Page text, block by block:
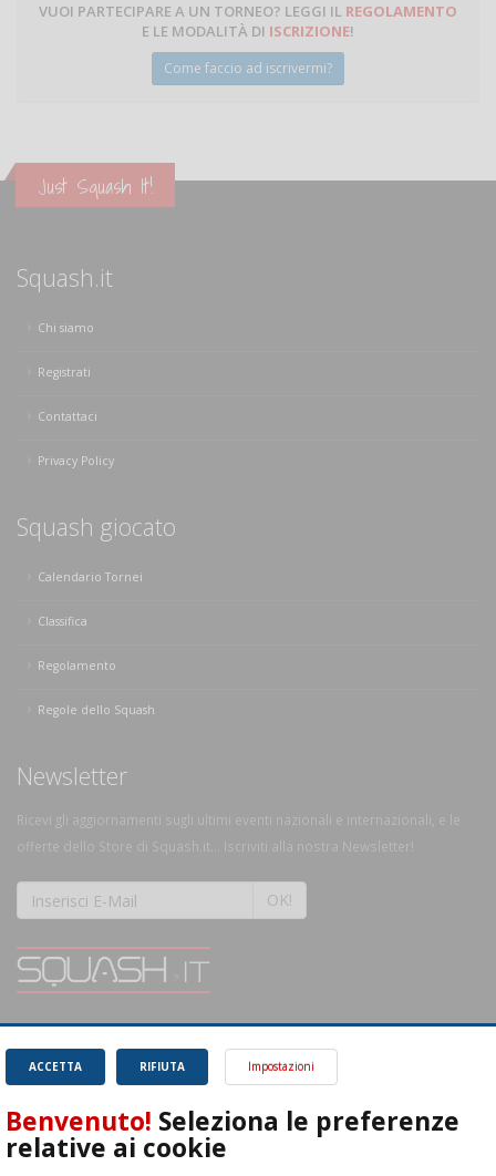
VUOI PARTECIPARE A UN TORNEO? LEGGI IL REGOLAMENTO
E LE MODALITÀ DI ISCRIZIONE!
Come faccio ad iscrivermi?
Just Squash It!
Squash.it
Chi siamo
Registrati
Contattaci
Privacy Policy
Squash giocato
Calendario Tornei
Classifica
Regolamento
Regole dello Squash
Newsletter
Ricevi gli aggiornamenti sugli ultimi eventi nazionali e internazionali, e le
offerte dello Store di Squash.it... Iscriviti alla nostra Newsletter!
OK!
SQUASH.it: Il punto di riferimento quotidiano per tutti gli amanti di questo
magnifico sport.
Leggi
RIFIUTA
ACCETTA Impostazioni
Benvenuto! Seleziona le preferenze
relative ai cookie